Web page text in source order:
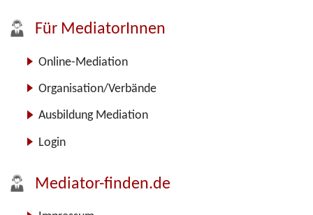
Für MediatorInnen
Online-Mediation
Organisation/Verbände
Ausbildung Mediation
Login
Mediator-finden.de